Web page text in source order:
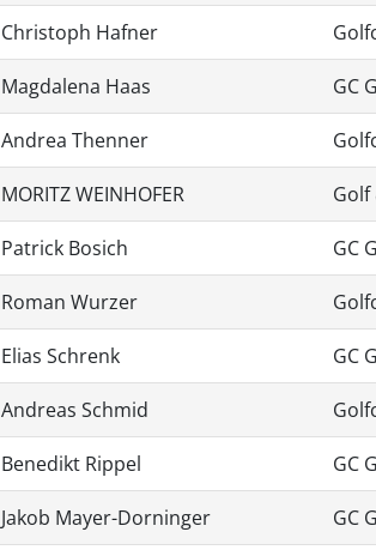
Christoph Hafner
Magdalena Haas GC
Andrea Thenner
MORITZ WEINHOFER
Patrick Bosich GC
Roman Wurzer
Elias Schrenk GC
Andreas Schmid
Benedikt Rippel GC
Jakob Mayer-Dorninger GC